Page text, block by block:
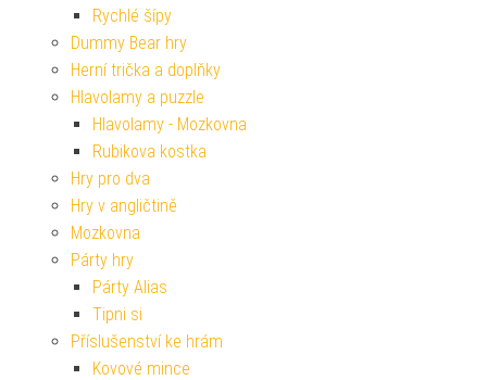
Rychlé šípy
Dummy Bear hry
Herní trička a doplňky
Hlavolamy a puzzle
Hlavolamy - Mozkovna
Rubikova kostka
Hry pro dva
Hry v angličtině
Mozkovna
Párty hry
Párty Alias
Tipni si
Příslušenství ke hrám
Kovové mince